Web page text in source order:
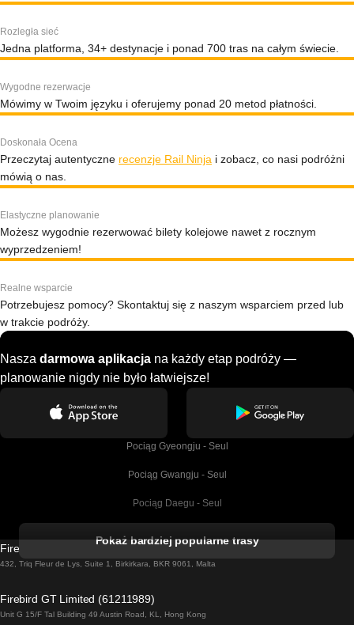
Rozległa sieć
Jedna platforma, 34+ destynacje i ponad 700 tras na całym świecie.
Wygodne rezerwacje
Mówimy w Twoim języku i oferujemy ponad 20 metod płatności.
Doskonała Ocena
Przeczytaj autentyczne recenzje Rail Ninja i zobacz, co nasi podróżni
mówią o nas.
Elastyczne planowanie
Możesz wygodnie rezerwować bilety kolejowe nawet z rocznym
wyprzedzeniem!
Realne wsparcie
Potrzebujesz pomocy? Skontaktuj się z naszym wsparciem przed lub
w trakcie podróży.
Nasza darmowa aplikacja na każdy etap podróży —
planowanie nigdy nie było łatwiejsze!
Pociąg Gyeongju - Seul
Pociąg Gwangju - Seul
Pociąg Daegu - Seul
Pociąg Dublin - Galway
Pociąg Rzym - Neapol
Pokaż bardziej popularne trasy
Firebird GT Limited (OC 1451)
432, Triq Fleur de Lys, Suite 1, Birkirkara, BKR 9061, Malta
Firebird GT Limited (61211989)
Unit G 15/F Tal Building 49 Austin Road, KL, Hong Kong